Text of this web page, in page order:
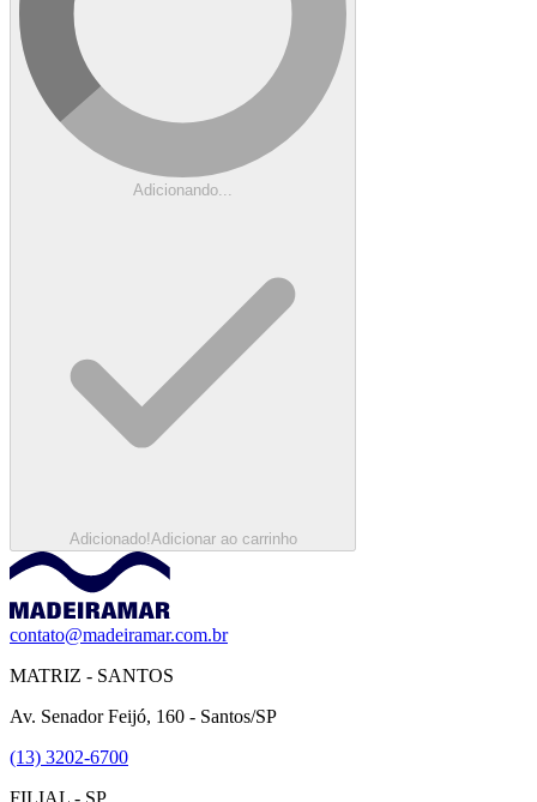
Adicionando...
Adicionado!Adicionar ao carrinho
contato@madeiramar.com.br
MATRIZ - SANTOS
Av. Senador Feijó, 160 - Santos/SP
(13) 3202-6700